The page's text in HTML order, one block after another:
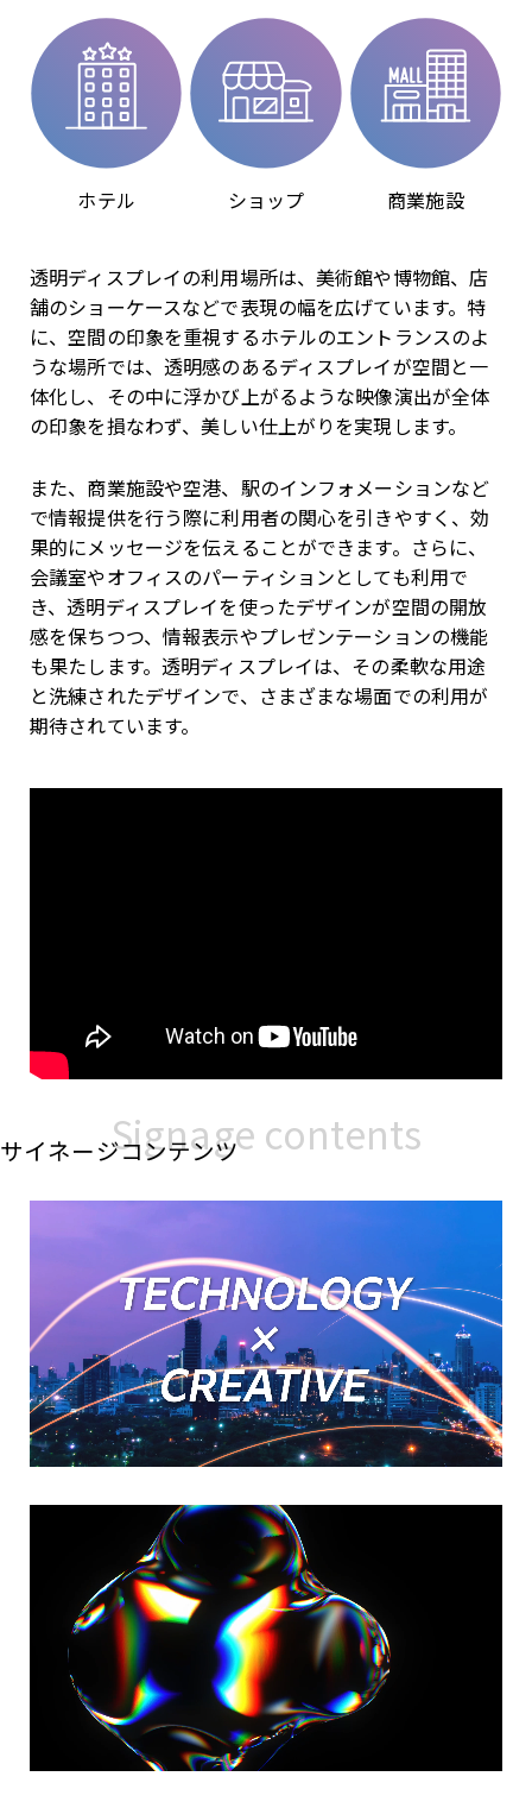
ホテル ショップ 商業施設
透明ディスプレイの利用場所は、美術館や博物館、店
舗のショーケースなどで表現の幅を広げています。特
に、空間の印象を重視するホテルのエントランスのよ
うな場所では、透明感のあるディスプレイが空間と一
体化し、その中に浮かび上がるような映像演出が全体
の印象を損なわず、美しい仕上がりを実現します。
また、商業施設や空港、駅のインフォメーションなど
で情報提供を行う際に利用者の関心を引きやすく、効
果的にメッセージを伝えることができます。さらに、
会議室やオフィスのパーティションとしても利用で
き、透明ディスプレイを使ったデザインが空間の開放
感を保ちつつ、情報表示やプレゼンテーションの機能
も果たします。透明ディスプレイは、その柔軟な用途
と洗練されたデザインで、さまざまな場面での利用が
期待されています。
Signage contents
サイネージコンテンツ